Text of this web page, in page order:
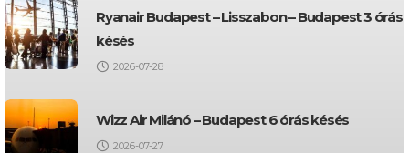
Ryanair Budapest – Lisszabon – Budapest 3 órás
késés
2026-07-28
Wizz Air Milánó – Budapest 6 órás késés
2026-07-27